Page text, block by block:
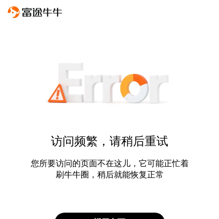
访问频繁，请稍后重试
您所要访问的页面不在这儿，它可能正忙着
刷牛牛圈，稍后就能恢复正常